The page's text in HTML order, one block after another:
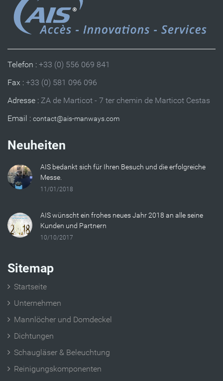
Telefon : +33 (0) 556 069 841
Fax : +33 (0) 581 096 096
Adresse : ZA de Marticot - 7 ter chemin de Marticot Cestas
Email :
Neuheiten
AIS bedankt sich für Ihren Besuch und die erfolgreiche
Messe.
11/01/2018
AIS wünscht ein frohes neues Jahr 2018 an alle seine
Kunden und Partnern
10/10/2017
Sitemap
Startseite
Unternehmen
Mannlöcher und Domdeckel
Dichtungen
Schaugläser & Beleuchtung
Reinigungskomponenten